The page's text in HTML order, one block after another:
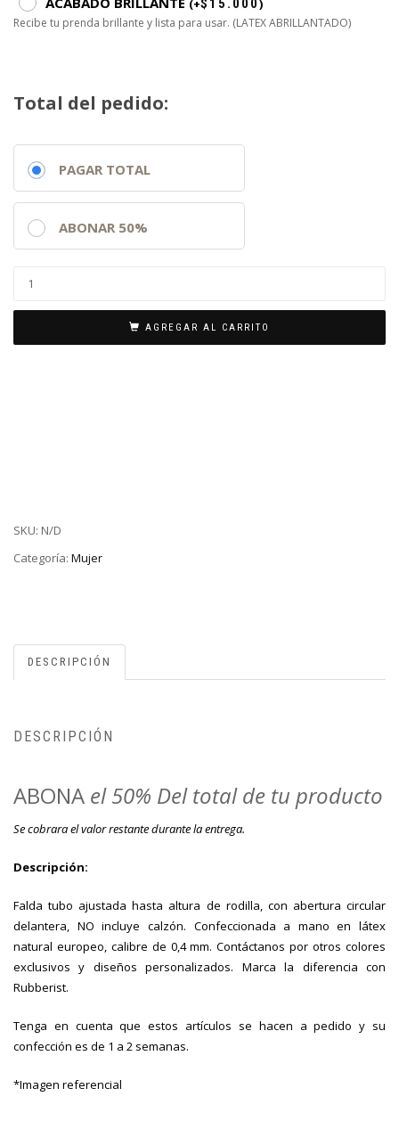
(+$ 15.000)
Recibe tu prenda brillante y lista para usar. (LATEX ABRILLANTADO)
Total del pedido:
ABONAR 50%
PAGAR TOTAL
AGREGAR AL CARRITO
SKU: N/D
Categoría: Mujer
DESCRIPCIÓN
DESCRIPCIÓN
ABONA el 50% Del total de tu producto
Se cobrara el valor restante durante la entrega.
Descripción:
Falda tubo ajustada hasta altura de rodilla, con abertura circular
delantera, NO incluye calzón. Confeccionada a mano en látex
natural europeo, calibre de 0,4 mm. Contáctanos por otros colores
exclusivos y diseños personalizados. Marca la diferencia con
Rubberist.
Tenga en cuenta que estos artículos se hacen a pedido y su
confección es de 1 a 2 semanas.
*Imagen referencial